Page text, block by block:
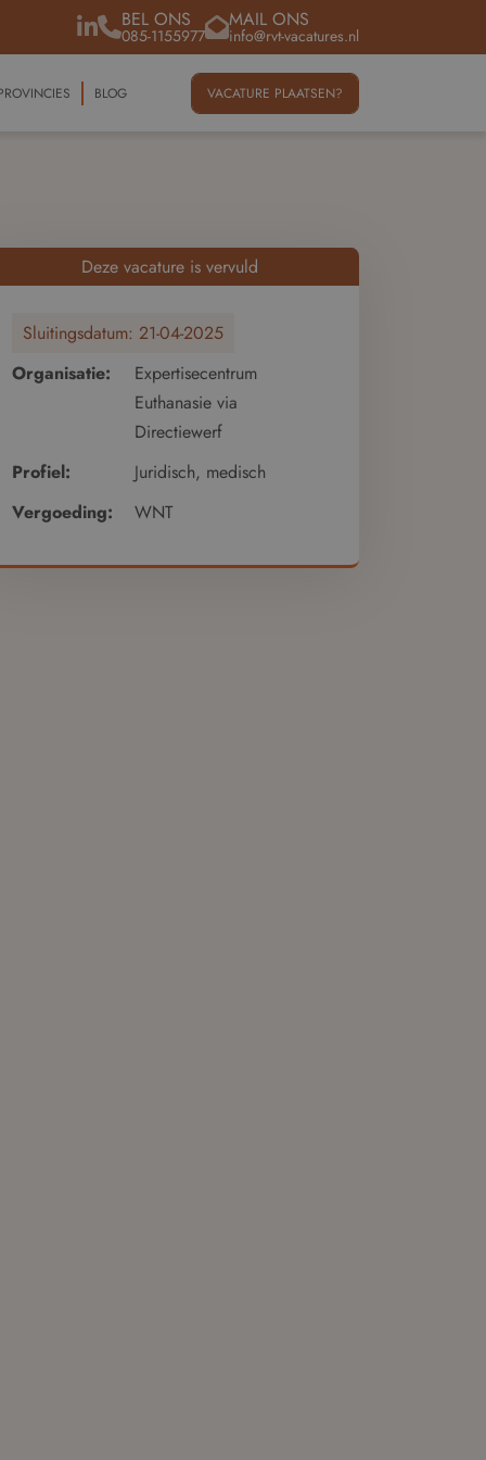
BEL ONS
085-1155977
MAIL ONS
info@rvt-vacatures.nl
BLOG VACATURE PLAATSEN?
Deze vacature is vervuld
Sluitingsdatum:21-04-2025
Organisatie:
Expertisecentrum
Euthanasie via
Directiewerf
Profiel:
Juridisch, medisch
Vergoeding:
WNT